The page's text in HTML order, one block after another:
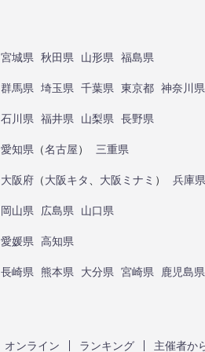
宮城県 秋田県 山形県 福島県
群馬県 埼玉県 千葉県 東京都 神奈川県
石川県 福井県 山梨県 長野県
愛知県 （名古屋） 三重県
大阪府 （大阪キタ 大阪ミナミ ） 兵庫県
岡山県 広島県 山口県
愛媛県 高知県
長崎県 熊本県 大分県 宮崎県 鹿児島県
オンライン ランキング 主催者か